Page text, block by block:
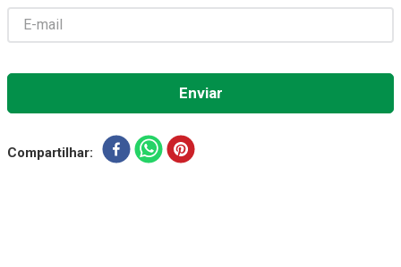
Compartilhar
8º Gaze Esteril
9º Gaze
10º Cadeira Banho